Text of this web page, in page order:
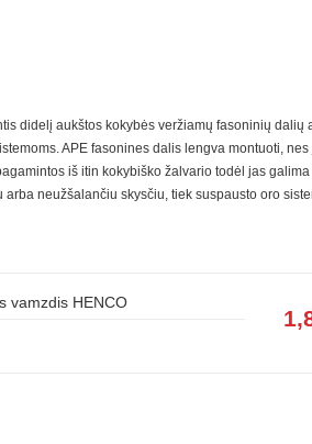
didelį aukštos kokybės veržiamų fasoninių dalių
APE fasonines dalis lengva montuoti,
iš itin kokybiško žalvario todėl jas
neužšalančiu skysčiu, tiek suspausto oro
vamzdis HENCO